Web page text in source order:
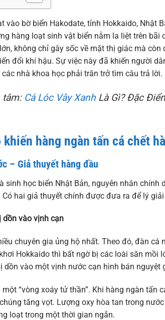
vào bờ biển Hakodate, tỉnh Hokkaido, Nhật
hàng loạt sinh vật biển nằm la liệt trên bãi
không chỉ gây sốc về mặt thị giác mà
đổi khí hậu. Sự việc này đã khiến người
nhà khoa học phải trăn trở tìm câu trả lời.
tâm: Cá Lóc Vây XanhLà Gì? Đặc
khiến hàng ngàn tấn cá chết
– Giả thuyết hàng đầu
sinh học biển Nhật Bản, nguyên nhân chính
hai giả thuyết chính được đưa ra để lý
dồn vào vịnh cạn
chuyên gia ủng hộ nhất. Theo đó, đàn cá
Hokkaido thì bất ngờ bị các loài săn mồi
dồn vào một vịnh nước cạn hình bán nguyệt
“vòng xoáy tử thần”. Khi hàng ngàn tấn
tăng vọt. Lượng oxy hòa tan trong
loạt trong một thời gian ngắn.